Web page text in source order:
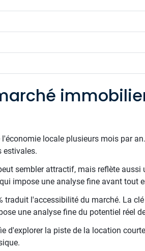
locale plusieurs mois par
estivales.
sembler attractif, mais reflète
impose une analyse fine avant tout
traduit l'accessibilité du marché. La
une analyse fine du potentiel réel
d'explorer la piste de la location